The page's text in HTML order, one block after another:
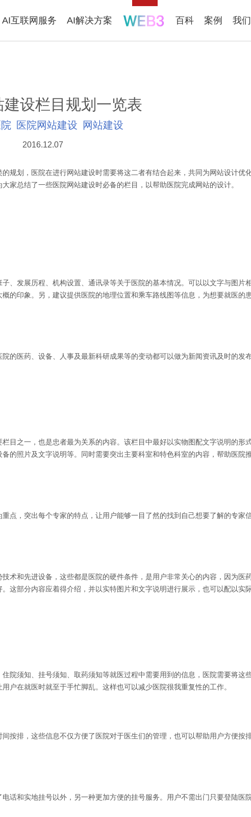
AI互联网服务 AI解决方案 百科 案例 我们
建设栏目规划一览表
医院网站建设 网站建设
2016.12.07
划，医院在进行网站建设时需要将这二者有结合起来，共同为网站设计优
家总结了一些医院网站建设时必备的栏目，以帮助医院完成网站的设计。
发展历程、机构设置、通讯录等关于医院的基本情况。可以以文字与图片相
的印象。另，建议提供医院的地理位置和乘车路线图等信息，为想要就医的
医药、设备、人事及最新科研成果等的变动都可以做为新闻资讯及时的发
之一，也是忠者最为关系的内容。该栏目中最好以实物图配文字说明的形
的照片及文字说明等。同时需要突出主要科室和特色科室的内容，帮助医院
，突出每个专家的特点，让用户能够一目了然的找到自己想要了解的专家
和先进设备，这些都是医院的硬件条件，是用户非常关心的内容，因为医
这部分内容应着得介绍，并以实特图片和文字说明进行展示，也可以配以实
须知、挂号须知、取药须知等就医过程中需要用到的信息，医院需要将这
户在就医时就至于手忙脚乱。这样也可以减少医院很我重复性的工作。
排，这些信息不仅方便了医院对于医生们的管理，也可以帮助用户方便按
和实地挂号以外，另一种更加方便的挂号服务。用户不需出门只要登陆医